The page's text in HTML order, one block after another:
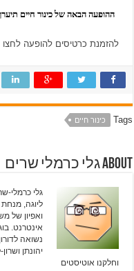
ההופעה הבאה של כינור חיים תיערך בתיאטרון גבעתיים ב-22/12
להזמנת כרטיסים להופעה לחצו
Tags כינור חיים
About גלי כרמלי שרים
גלי כרמלי-
ואפיון של
אינטרנט.
נשואה
יהונתן
וחלקנו אוטיסטים